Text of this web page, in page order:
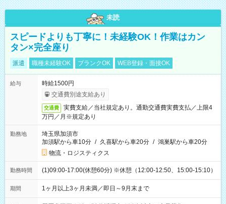
未読
スピードよりも丁寧に！未経験OK！作業はカン
タン×完全座り
派遣 職種未経験OK ブランクOK WEB登録・面接OK
給与
時給1500円
交通費別途支給あり
交通費
実費支給／当社規定あり。通勤交通費実費支払／上限4
万円／月※規定あり
勤務地
埼玉県加須市
加須駅から車10分 / 久喜駅から車20分 / 鴻巣駅から車20分
物流・ロジスティクス
勤務時間 (1)09:00-17:00(休憩60分) ※休憩（12:00-12:50、15:00-15:10）
期間 1ヶ月以上3ヶ月未満／即日～9月末まで